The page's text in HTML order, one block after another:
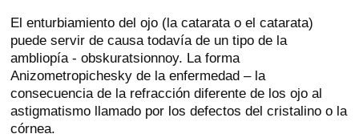
El enturbiamiento del ojo (la catarata o el catarata)
puede servir de causa todavía de un tipo de la
ambliopía - obskuratsionnoy. La forma
Anizometropichesky de la enfermedad – la
consecuencia de la refracción diferente de los ojo al
astigmatismo llamado por los defectos del cristalino o la
córnea.